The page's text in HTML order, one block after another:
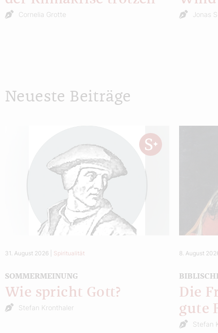
Cornelia Grotte Jonas
Neueste Beiträge
31. August 2026 Spiritualität
SOMMERMEINUNG
Wie spricht Gott?
Stefan Kronthaler
8. August
Die
gute
Stefan